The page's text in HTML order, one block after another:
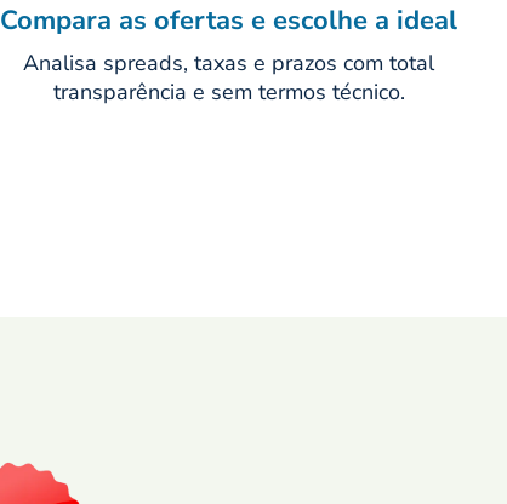
Compara as ofertas e escolhe a ideal
Analisa spreads, taxas e prazos com total
transparência e sem termos técnico.